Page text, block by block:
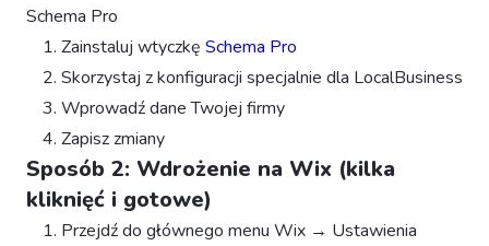
Schema Pro
Zainstaluj wtyczkę Schema Pro
Skorzystaj z konfiguracji specjalnie dla LocalBusiness
Wprowadź dane Twojej firmy
Zapisz zmiany
Sposób 2: Wdrożenie na Wix (kilka
kliknięć i gotowe)
Przejdź do głównego menu Wix → Ustawienia